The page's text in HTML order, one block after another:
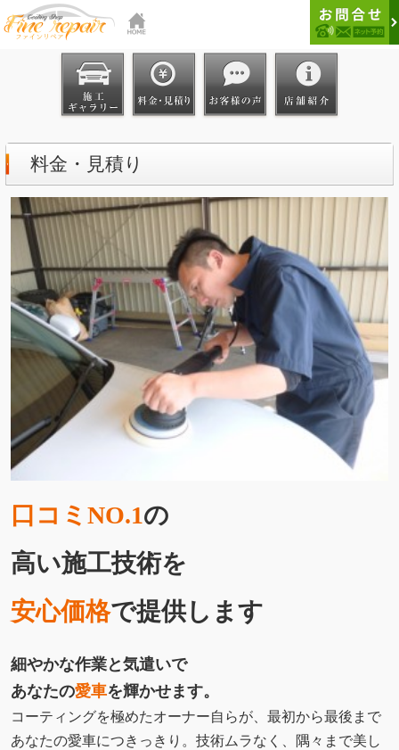
料金・見積り
口コミNO.1の
高い施工技術を
安心価格で提供します
細やかな作業と気遣いで
あなたの愛車を輝かせます。
コーティングを極めたオーナー自らが、最初から最後まで
あなたの愛車につきっきり。技術ムラなく、隅々まで美し